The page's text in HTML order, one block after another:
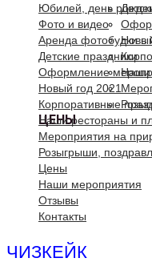
Наши
ЦЕНЫ
Юбилей, день
Фото и видео
Аренда фотобудки в
Детские праздники
Оформление
Новый год 2021
Корпоративные
Наши рестораны и
Мероприятия на
Розыгрыши,
Цены
Наши мероприятия
Отзывы
Контакты
ЧИЗКЕЙК